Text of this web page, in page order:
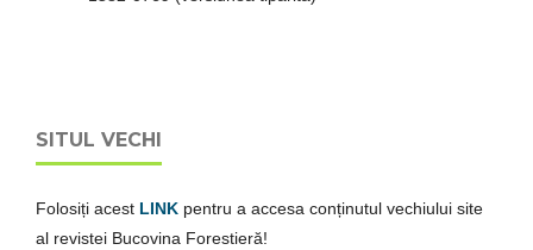
SITUL VECHI
Folosiți acest LINK pentru a accesa conținutul vechiului site
al revistei Bucovina Forestieră!